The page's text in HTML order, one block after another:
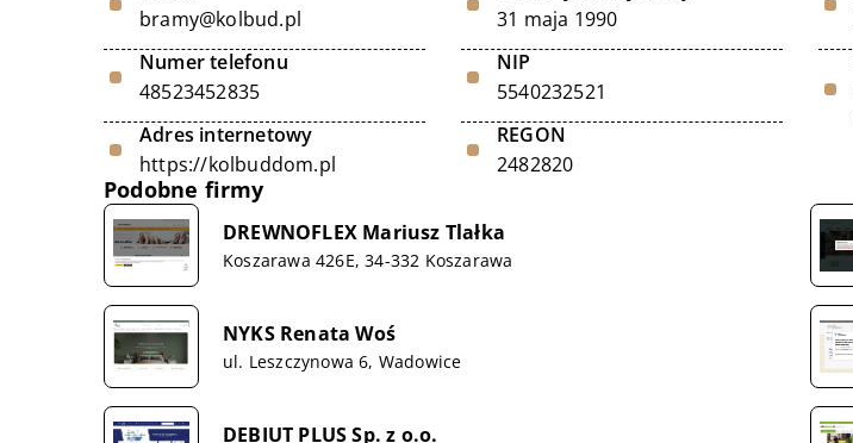
bramy@kolbud.pl
Numer telefonu
48523452835
Adres internetowy
https://kolbuddom.pl
31 maja 1990
NIP
5540232521
REGON
2482820
Podobne firmy
DREWNOFLEX Mariusz Tlałka
Koszarawa 426E, 34-332 Koszarawa
NYKS Renata Woś
ul. Leszczynowa 6, Wadowice
DEBIUT PLUS Sp. z o.o.